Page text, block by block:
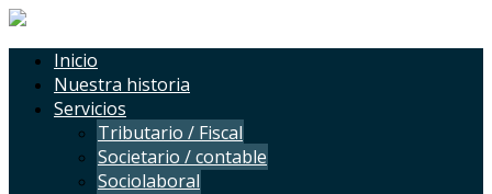
Inicio
Nuestra historia
Servicios
Tributario / Fiscal
Societario / contable
Sociolaboral